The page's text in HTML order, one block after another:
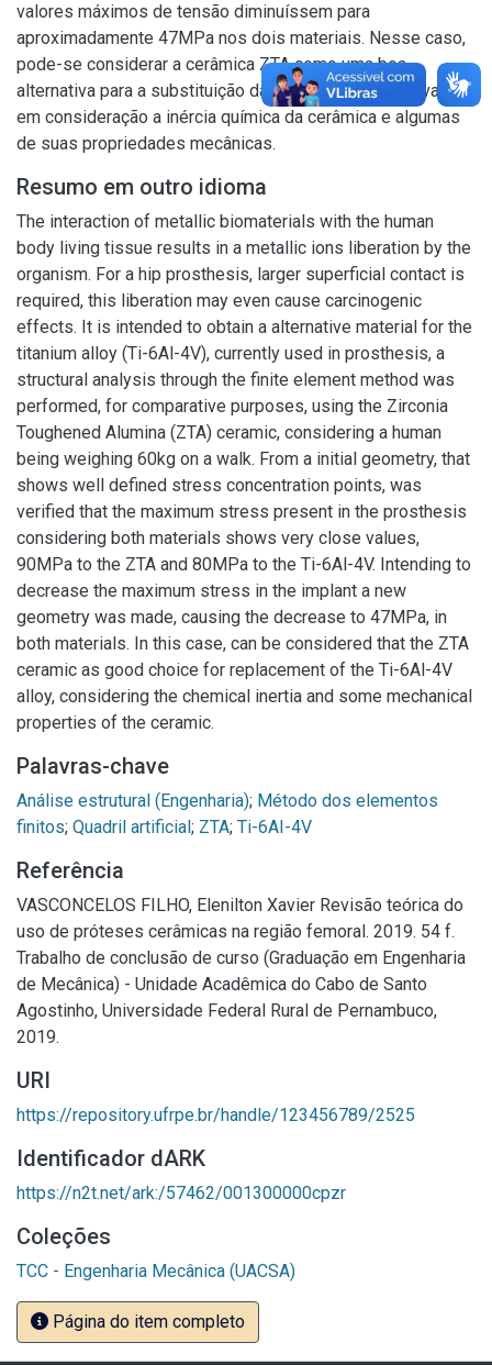
valores máximos de tensão diminuíssem para
aproximadamente 47MPa nos dois materiais. Nesse caso,
pode-se considerar a cerâmica ZTA como uma boa
alternativa para a substituição da liga de Ti-6Al-4V, levando
em consideração a inércia química da cerâmica e algumas
de suas propriedades mecânicas.
Resumo em outro idioma
The interaction of metallic biomaterials with the human
body living tissue results in a metallic ions liberation by the
organism. For a hip prosthesis, larger superficial contact is
required, this liberation may even cause carcinogenic
effects. It is intended to obtain a alternative material for the
titanium alloy (Ti-6Al-4V), currently used in prosthesis, a
structural analysis through the finite element method was
performed, for comparative purposes, using the Zirconia
Toughened Alumina (ZTA) ceramic, considering a human
being weighing 60kg on a walk. From a initial geometry, that
shows well defined stress concentration points, was
verified that the maximum stress present in the prosthesis
considering both materials shows very close values,
90MPa to the ZTA and 80MPa to the Ti-6Al-4V. Intending to
decrease the maximum stress in the implant a new
geometry was made, causing the decrease to 47MPa, in
both materials. In this case, can be considered that the ZTA
ceramic as good choice for replacement of the Ti-6Al-4V
alloy, considering the chemical inertia and some mechanical
properties of the ceramic.
Palavras-chave
Análise estrutural (Engenharia); Método dos elementos
finitos; Quadril artificial; ZTA; Ti-6AI-4V
Referência
VASCONCELOS FILHO, Elenilton Xavier Revisão teórica do
uso de próteses cerâmicas na região femoral. 2019. 54 f.
Trabalho de conclusão de curso (Graduação em Engenharia
de Mecânica) - Unidade Acadêmica do Cabo de Santo
Agostinho, Universidade Federal Rural de Pernambuco,
2019.
URI
https://repository.ufrpe.br/handle/123456789/2525
Identificador dARK
https://n2t.net/ark:/57462/001300000cpzr
Coleções
TCC - Engenharia Mecânica (UACSA)
Página do item completo